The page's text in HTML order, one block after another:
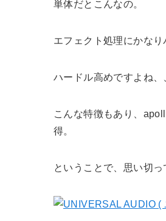
単体だとこんなの。
エフェクト処理にかな
ハードル高めですよね、
こんな特徴もあり、
得。
ということで、思い切っ